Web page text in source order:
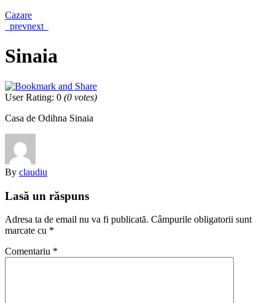
Cazare
prevnext
Sinaia
User Rating: 0 (0 votes)
Casa de Odihna Sinaia
By claudiu
Lasă un răspuns
Adresa ta de email nu va fi publicată. Câmpurile obligatorii sunt
marcate cu *
Comentariu *